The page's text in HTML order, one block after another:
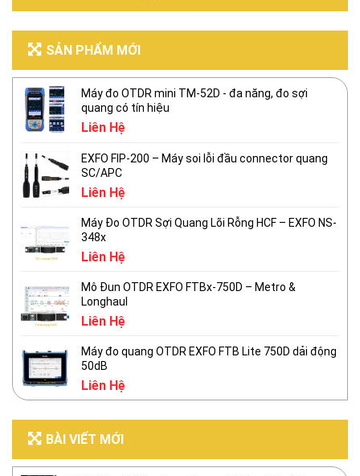
SẢN PHẨM MỚI
Máy đo OTDR mini TM-52D - đa năng, đo sợi
quang có tín hiệu
Liên Hệ
EXFO FIP-200 – Máy soi lỗi đầu connector quang
SC/APC
Liên Hệ
Máy Đo OTDR Sợi Quang Lõi Rỗng HCF – EXFO NS-
348x
Liên Hệ
Mô Đun OTDR EXFO FTBx-750D – Metro &
Longhaul
Liên Hệ
Máy đo quang OTDR EXFO FTB Lite 750D dải động
50dB
Liên Hệ
BÀI VIẾT MỚI